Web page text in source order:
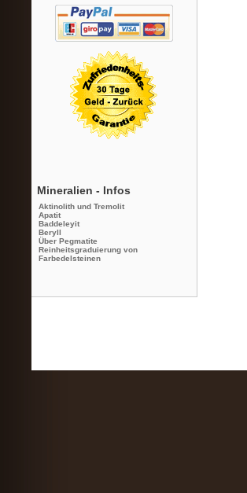
Mineralien - Infos
Aktinolith und Tremolit
Apatit
Baddeleyit
Beryll
Über Pegmatite
Reinheitsgraduierung von
Farbedelsteinen